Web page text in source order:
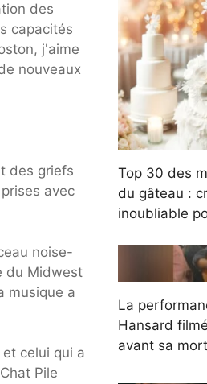
des
capacités
j'aime
nouveaux
des griefs
avec
noise-
du Midwest
musique a
celui qui a
Pile
Top 30 des
du gâteau :
inoubliable
La
Hansard
avant sa mort